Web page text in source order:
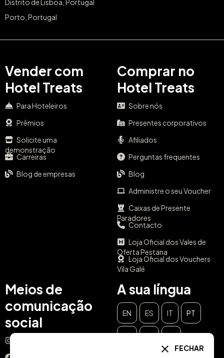
Distrito de Lisboa, Portugal
Porto, Portugal
Vender com
Hotel Treats
Para Hoteleiros
Prêmios
Solicite uma
demonstração
Carreiras
Blog de empresas
Comprar no
Hotel Treats
Sobre nós
Presentes corporativos
Afiliados
Perguntas frequentes
Blog
Administre o seu Voucher
Caixas de Presente
Paradores
Contacto
Loja Oficial dos Vales de
Oferta Pestana
Loja Oficial dos Vouchers
Vila Galé
Meios de
comunicação
social
A sua língua
EN ES IT PT
FECHAR